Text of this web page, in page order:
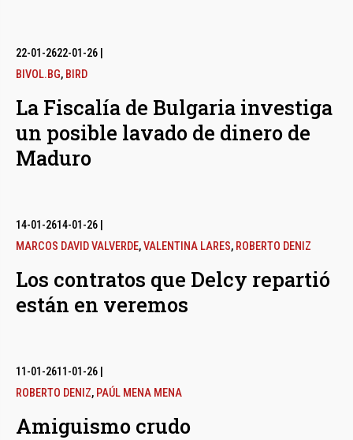
22-01-2622-01-26
BIVOL.BG, BIRD
La Fiscalía de Bulgaria investiga
un posible lavado de dinero de
Maduro
14-01-2614-01-26
MARCOS DAVID VALVERDE,VALENTINA LARES, ROBERTO DENIZ
Los contratos que Delcy repartió
están en veremos
11-01-2611-01-26
ROBERTO DENIZ, PAÚL MENA MENA
Amiguismo crudo